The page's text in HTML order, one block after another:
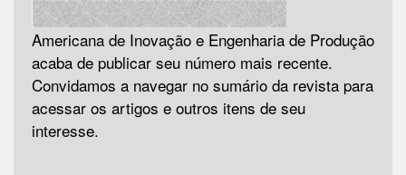
Americana de Inovação e Engenharia de Produção
acaba de publicar seu número mais recente.
Convidamos a navegar no sumário da revista para
acessar os artigos e outros itens de seu
interesse.